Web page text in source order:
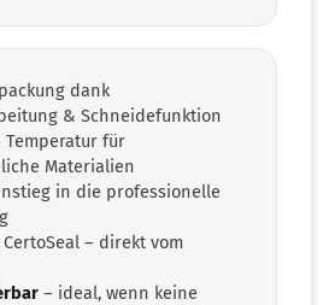
dank
& Schneidefunktion
für
Materialien
in die professionelle
– direkt vom
– ideal, wenn keine